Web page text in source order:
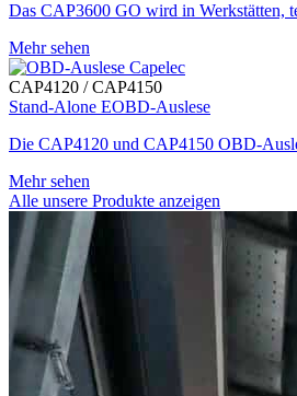
Das CAP3600 GO wird in Werkstätten,
Mehr sehen
CAP4120 / CAP4150
Stand-Alone EOBD-Auslese
Die CAP4120 und CAP4150 OBD-
Mehr sehen
Alle unsere Produkte anzeigen